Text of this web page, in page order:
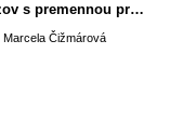
Pracovný list - sčítanie, odčítanie výrazov s premennou pre 8.ročník
Marcela Čižmárová